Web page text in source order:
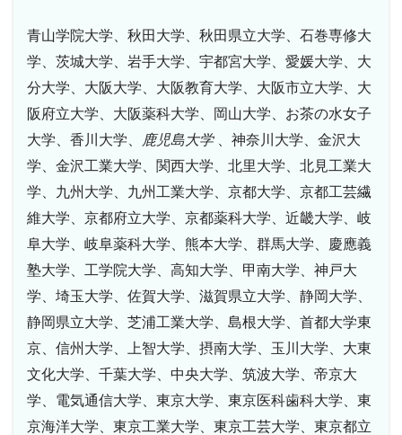
青山学院大学、秋田大学、秋田県立大学、石巻専修大
学、茨城大学、岩手大学、宇都宮大学、愛媛大学、大
分大学、大阪大学、大阪教育大学、大阪市立大学、大
阪府立大学、大阪薬科大学、岡山大学、お茶の水女子
大学、香川大学、
鹿児島大学、神奈川大学、金沢大
学、金沢工業大学、関西大学、北里大学、北見工業大
学、九州大学、九州工業大学、京都大学、京都工芸繊
維大学、京都府立大学、京都薬科大学、近畿大学、岐
阜大学、岐阜薬科大学、熊本大学、群馬大学、慶應義
塾大学、工学院大学、高知大学、甲南大学、神戸大
学、埼玉大学、佐賀大学、滋賀県立大学、静岡大学、
静岡県立大学、芝浦工業大学、島根大学、首都大学東
京、信州大学、上智大学、摂南大学、玉川大学、大東
文化大学、千葉大学、中央大学、筑波大学、帝京大
学、電気通信大学、東京大学、東京医科歯科大学、東
京海洋大学、東京工業大学、東京工芸大学、東京都立